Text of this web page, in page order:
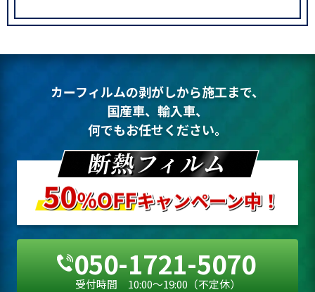
カーフィルムの剥がしから施工まで、
国産車、輸入車、
何でもお任せください。
050-1721-5070
受付時間 10:00〜19:00（不定休）